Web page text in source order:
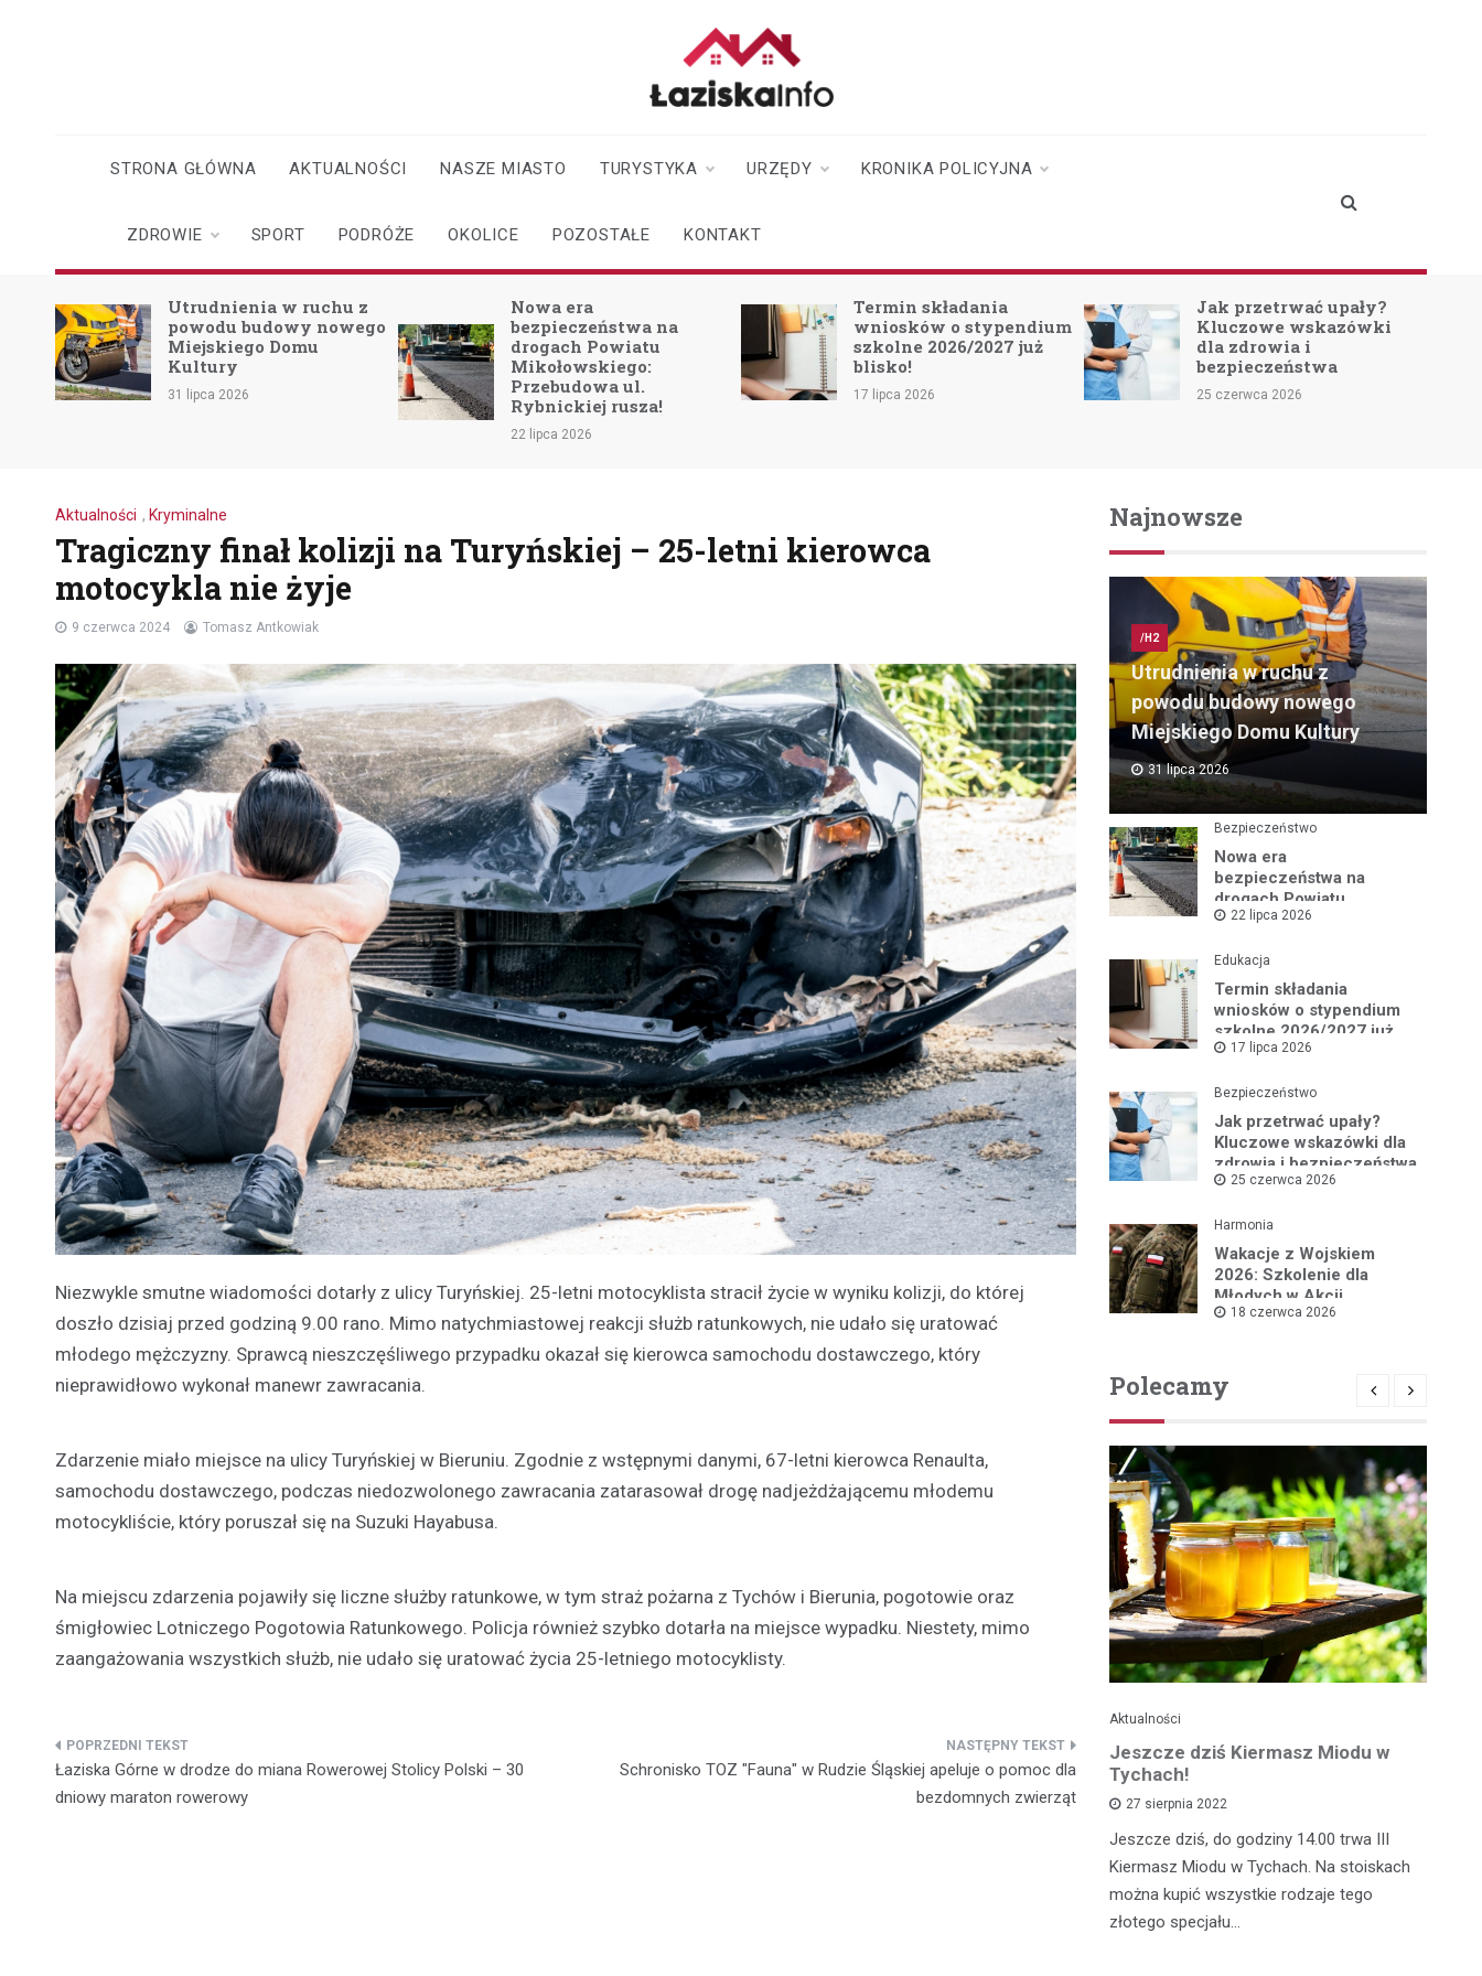
STRONA GŁÓWNA AKTUALNOŚCI NASZE MIASTO TURYSTYKA URZĘDY KRONIKA POLICYJNA
ZDROWIE SPORT PODRÓŻE OKOLICE POZOSTAŁE KONTAKT
Utrudnienia w ruchu z
powodu budowy nowego
Miejskiego Domu
Kultury
31 lipca 2026
Nowa era
bezpieczeństwa na
drogach Powiatu
Mikołowskiego:
Przebudowa ul.
Rybnickiej rusza!
22 lipca 2026
Termin składania
wniosków o stypendium
szkolne 2026/2027 już
blisko!
17 lipca 2026
Jak przetrwać upały?
Kluczowe wskazówki
dla zdrowia i
bezpieczeństwa
25 czerwca 2026
Aktualności , Kryminalne
Tragiczny finał kolizji na Turyńskiej – 25-letni kierowca
motocykla nie żyje
9 czerwca 2024 Tomasz Antkowiak
Niezwykle smutne wiadomości dotarły z ulicy Turyńskiej. 25-letni motocyklista stracił życie w wyniku kolizji, do której
doszło dzisiaj przed godziną 9.00 rano. Mimo natychmiastowej reakcji służb ratunkowych, nie udało się uratować
młodego mężczyzny. Sprawcą nieszczęśliwego przypadku okazał się kierowca samochodu dostawczego, który
nieprawidłowo wykonał manewr zawracania.
Zdarzenie miało miejsce na ulicy Turyńskiej w Bieruniu. Zgodnie z wstępnymi danymi, 67-letni kierowca Renaulta,
samochodu dostawczego, podczas niedozwolonego zawracania zatarasował drogę nadjeżdżającemu młodemu
motocykliście, który poruszał się na Suzuki Hayabusa.
Na miejscu zdarzenia pojawiły się liczne służby ratunkowe, w tym straż pożarna z Tychów i Bierunia, pogotowie oraz
śmigłowiec Lotniczego Pogotowia Ratunkowego. Policja również szybko dotarła na miejsce wypadku. Niestety, mimo
zaangażowania wszystkich służb, nie udało się uratować życia 25-letniego motocyklisty.
Nawigacja
wpisu
Łaziska Górne w drodze do miana Rowerowej Stolicy Polski – 30
dniowy maraton rowerowy
Schronisko TOZ "Fauna" w Rudzie Śląskiej apeluje o pomoc dla
bezdomnych zwierząt
Najnowsze
/H2
Utrudnienia w ruchu z
powodu budowy nowego
Miejskiego Domu Kultury
31 lipca 2026
Bezpieczeństwo
Nowa era
bezpieczeństwa na
drogach Powiatu
Mikołowskiego:
Rybnickiej rusza!
22 lipca 2026
Edukacja
Termin składania
wniosków o stypendium
szkolne 2026/2027 już
blisko!
17 lipca 2026
Bezpieczeństwo
Jak przetrwać upały?
Kluczowe wskazówki dla
zdrowia i bezpieczeństwa
25 czerwca 2026
Harmonia
Wakacje z Wojskiem
2026: Szkolenie dla
Młodych w Akcji
18 czerwca 2026
Polecamy
Czy wiesz jak przygotować
prawdziwy wigilijny barszcz?
Aktualności
Jeszcze dziś Kiermasz Miodu w
Tychach!
27 sierpnia 2022
Jeszcze dziś, do godziny 14.00 trwa III
Kiermasz Miodu w Tychach. Na stoiskach
można kupić wszystkie rodzaje tego
złotego specjału…